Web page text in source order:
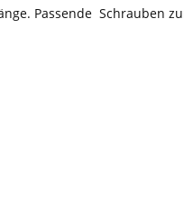
Passende Schrauben